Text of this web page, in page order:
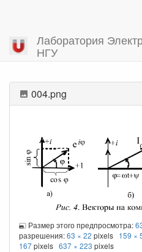
Лаборатория
НГУ
Вы посетили
004.png
Размер этого предпросмотра:
разрешения:63 × 22 pixels 159 ×
167pixels 637 × 223 pixels